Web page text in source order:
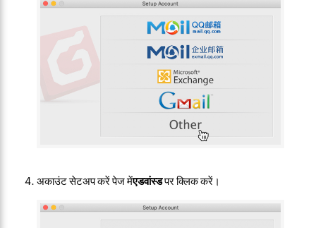
अकाउंट सेटअप करें पेज मेंएडवांस्डपर क्लिक करें।